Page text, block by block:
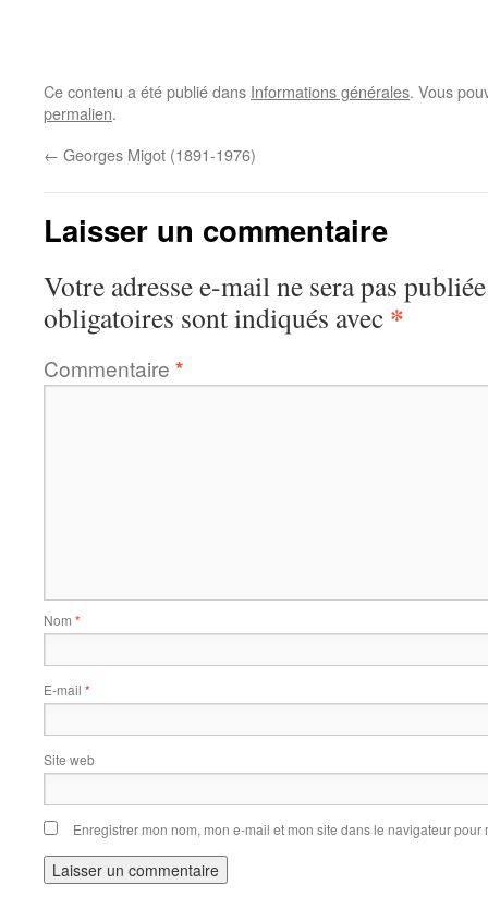
Ce contenu a été publié dans Informations générales. Vous
permalien.
← Georges Migot (1891-1976)
Laisser un commentaire
Votre adresse e-mail ne sera pas
obligatoires sont indiqués avec *
Commentaire *
Nom *
E-mail *
Site web
Enregistrer mon nom, mon e-mail et mon site dans le navigateur